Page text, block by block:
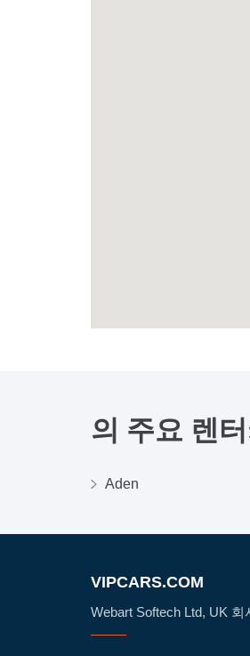
의 주요 렌
Aden
VIPCARS.COM
Webart Softech Ltd, UK 회